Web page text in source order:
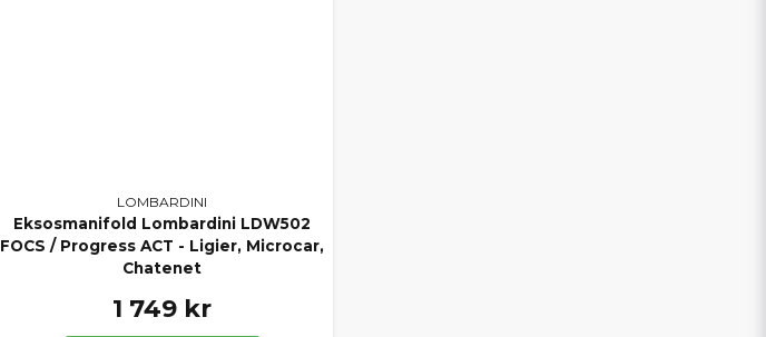
LOMBARDINI
Eksosmanifold Lombardini LDW502
FOCS / Progress ACT - Ligier, Microcar,
Chatenet
1 749 kr